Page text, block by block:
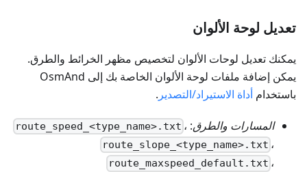
تعديل لوحة الألوان
يمكنك تعديل لوحات الألوان لتخصيص مظهر الخرائط والطرق.
يمكن إضافة ملفات لوحة الألوان الخاصة بك إلى OsmAnd
باستخدام أداة الاستيراد/التصدير .
المسارات والطرق:
route_speed_<type_name>.txt ،
route_slope_<type_name>.txt ،
route_maxspeed_default.txt ،